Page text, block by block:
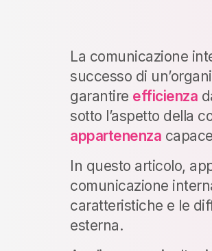
La comunicazione
successo di
garantire efficienza
sotto l’aspetto della
appartenenza
In questo articolo,
comunicazione
caratteristiche e le
esterna.